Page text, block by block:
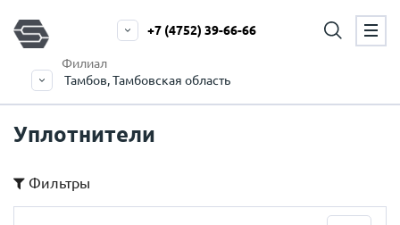
Филиал
Тамбов, Тамбовская область
+7 (4752) 39-66-66
Уплотнители
Фильтры